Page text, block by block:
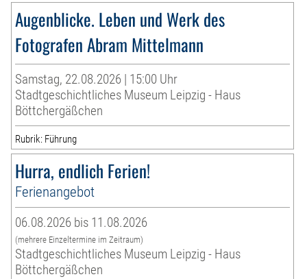
Augenblicke. Leben und Werk des
Fotografen Abram Mittelmann
Samstag, 22.08.2026 | 15:00 Uhr
Stadtgeschichtliches Museum Leipzig - Haus
Böttchergäßchen
Rubrik: Führung
Hurra, endlich Ferien!
Ferienangebot
06.08.2026 bis 11.08.2026
(mehrere Einzeltermine im Zeitraum)
Stadtgeschichtliches Museum Leipzig - Haus
Böttchergäßchen